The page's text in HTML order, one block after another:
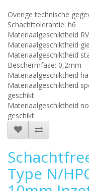
Overige technische
Schachttolerantie: h6
Materiaalgeschiktheid
Materiaalgeschiktheid
Materiaalgeschiktheid
Beschermfase: 0,2mm
Materiaalgeschiktheid
Materiaalgeschiktheid
geschikt
Materiaalgeschiktheid
geschikt
Type N/